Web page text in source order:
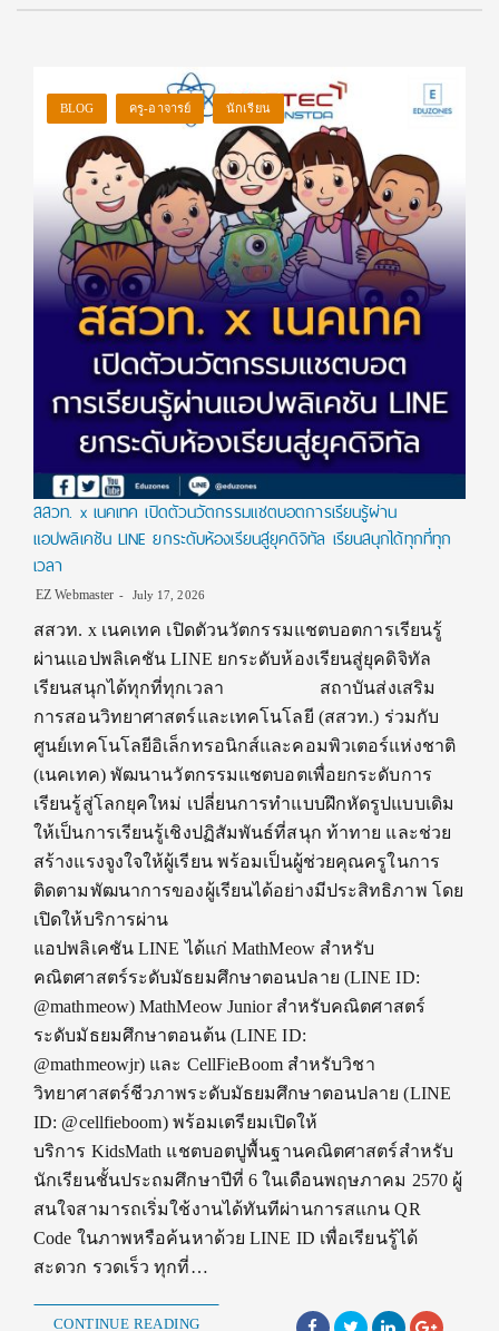
BLOG ครู-อาจารย์ นักเรียน
สสวท. x เนคเทค เปิดตัวนวัตกรรมแชตบอตการเรียนรู้ผ่าน
แอปพลิเคชัน LINE ยกระดับห้องเรียนสู่ยุคดิจิทัล เรียนสนุกได้ทุกที่ทุก
เวลา
EZ Webmaster July 17, 2026
สสวท. x เนคเทค เปิดตัวนวัตกรรมแชตบอตการเรียนรู้
ผ่านแอปพลิเคชัน LINE ยกระดับห้องเรียนสู่ยุคดิจิทัล
เรียนสนุกได้ทุกที่ทุกเวลา สถาบันส่งเสริม
การสอนวิทยาศาสตร์และเทคโนโลยี (สสวท.) ร่วมกับ
ศูนย์เทคโนโลยีอิเล็กทรอนิกส์และคอมพิวเตอร์แห่งชาติ
(เนคเทค) พัฒนานวัตกรรมแชตบอตเพื่อยกระดับการ
เรียนรู้สู่โลกยุคใหม่ เปลี่ยนการทำแบบฝึกหัดรูปแบบเดิม
ให้เป็นการเรียนรู้เชิงปฏิสัมพันธ์ที่สนุก ท้าทาย และช่วย
สร้างแรงจูงใจให้ผู้เรียน พร้อมเป็นผู้ช่วยคุณครูในการ
ติดตามพัฒนาการของผู้เรียนได้อย่างมีประสิทธิภาพ โดย
เปิดให้บริการผ่าน
แอปพลิเคชัน LINE ได้แก่ MathMeow สำหรับ
คณิตศาสตร์ระดับมัธยมศึกษาตอนปลาย (LINE ID:
@mathmeow) MathMeow Junior สำหรับคณิตศาสตร์
ระดับมัธยมศึกษาตอนต้น (LINE ID:
@mathmeowjr) และ CellFieBoom สำหรับวิชา
วิทยาศาสตร์ชีวภาพระดับมัธยมศึกษาตอนปลาย (LINE
ID: @cellfieboom) พร้อมเตรียมเปิดให้
บริการ KidsMath แชตบอตปูพื้นฐานคณิตศาสตร์สำหรับ
นักเรียนชั้นประถมศึกษาปีที่ 6 ในเดือนพฤษภาคม 2570 ผู้
สนใจสามารถเริ่มใช้งานได้ทันทีผ่านการสแกน QR
Code ในภาพหรือค้นหาด้วย LINE ID เพื่อเรียนรู้ได้
สะดวก รวดเร็ว ทุกที่…
CONTINUE READING